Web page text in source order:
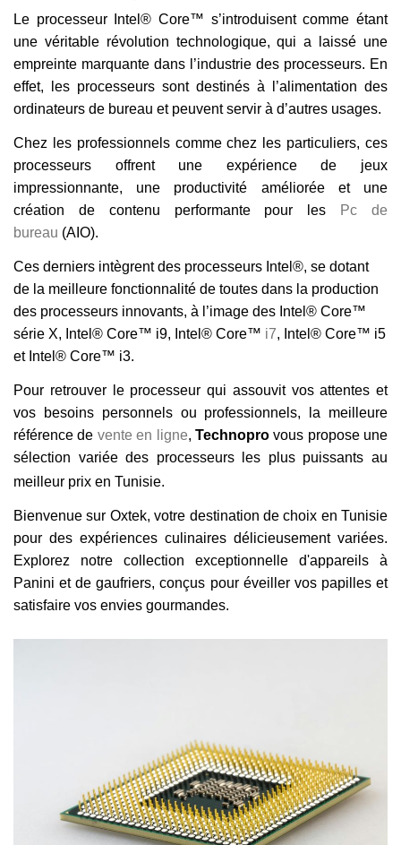
Le processeur Intel® Core™ s’introduisent comme étant
une véritable révolution technologique, qui a laissé une
empreinte marquante dans l’industrie des processeurs. En
effet, les processeurs sont destinés à l’alimentation des
ordinateurs de bureau et peuvent servir à d’autres usages.
Chez les professionnels comme chez les particuliers, ces
processeurs offrent une expérience de jeux
impressionnante, une productivité améliorée et une
création de contenu performante pour les
Pc de
bureau (AIO).
Ces derniers intègrent des processeurs Intel®, se dotant
de la meilleure fonctionnalité de toutes dans la production
des processeurs innovants, à l’image des Intel® Core™
série X, Intel® Core™ i9, Intel® Core™ i7, Intel® Core™ i5
et Intel® Core™ i3.
Pour retrouver le processeur qui assouvit vos attentes et
vos besoins personnels ou professionnels, la meilleure
référence de vente en ligne, Technoprovous propose une
sélection variée des processeurs les plus puissants au
meilleur prix en Tunisie.
Bienvenue sur Oxtek, votre destination de choix en Tunisie
pour des expériences culinaires délicieusement variées.
Explorez notre collection exceptionnelle d'appareils à
Panini et de gaufriers, conçus pour éveiller vos papilles et
satisfaire vos envies gourmandes.